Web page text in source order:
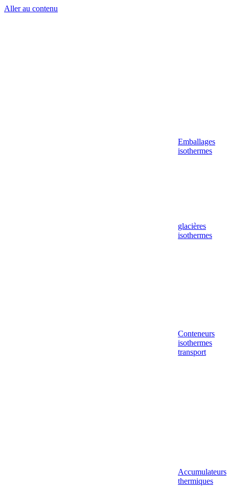
Aller au contenu
Emballages
isothermes
glacières
isothermes
Conteneurs
isothermes
transport
Accumulateurs
thermiques